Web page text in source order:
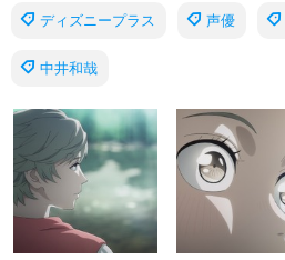
ディズニープラス 声優
中井和哉